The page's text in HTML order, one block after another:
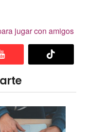
jugar con amigos